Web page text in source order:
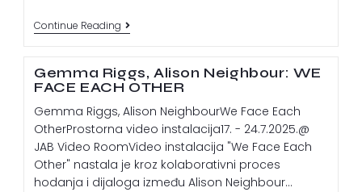
Continue Reading
Gemma Riggs, Alison Neighbour: WE
FACE EACH OTHER
Gemma Riggs, Alison NeighbourWe Face Each
OtherProstorna video instalacija17. - 24.7.2025.@
JAB Video RoomVideo instalacija "We Face Each
Other" nastala je kroz kolaborativni proces
hodanja i dijaloga između Alison Neighbour…